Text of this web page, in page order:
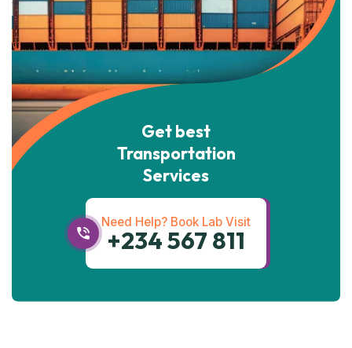
Get best
Transportation
Services
Need Help? Book Lab Visit
+234 567 811